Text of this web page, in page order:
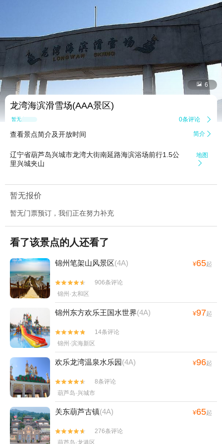
 6
龙湾海滨滑雪场(AAA景区)
暂无点评 0条评论 
查看景点简介及开放时间 简介 
辽宁省葫芦岛兴城市龙湾大街南延路海滨浴场前行1.5公
里兴城夹山
地图

暂无报价
暂无门票预订，我们正在努力补充
看了该景点的人还看了
锦州笔架山风景区(4A) ¥65起


906条评论
锦州·太和区
锦州东方欢乐王国水世界(4A) ¥97起


14条评论
锦州·滨海新区
欢乐龙湾温泉水乐园(4A) ¥96起


8条评论
葫芦岛·兴城市
关东葫芦古镇(4A) ¥65起


276条评论